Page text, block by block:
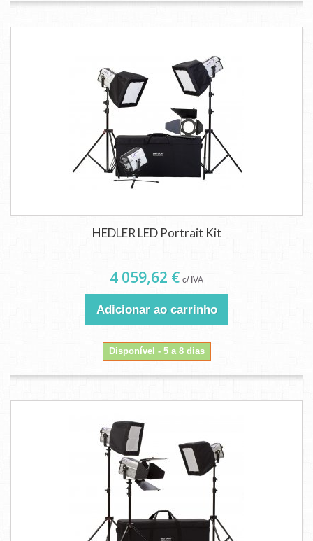
HEDLER LED Portrait Kit
4 059,62 € c/ IVA
Adicionar ao carrinho
Disponível - 5 a 8 dias